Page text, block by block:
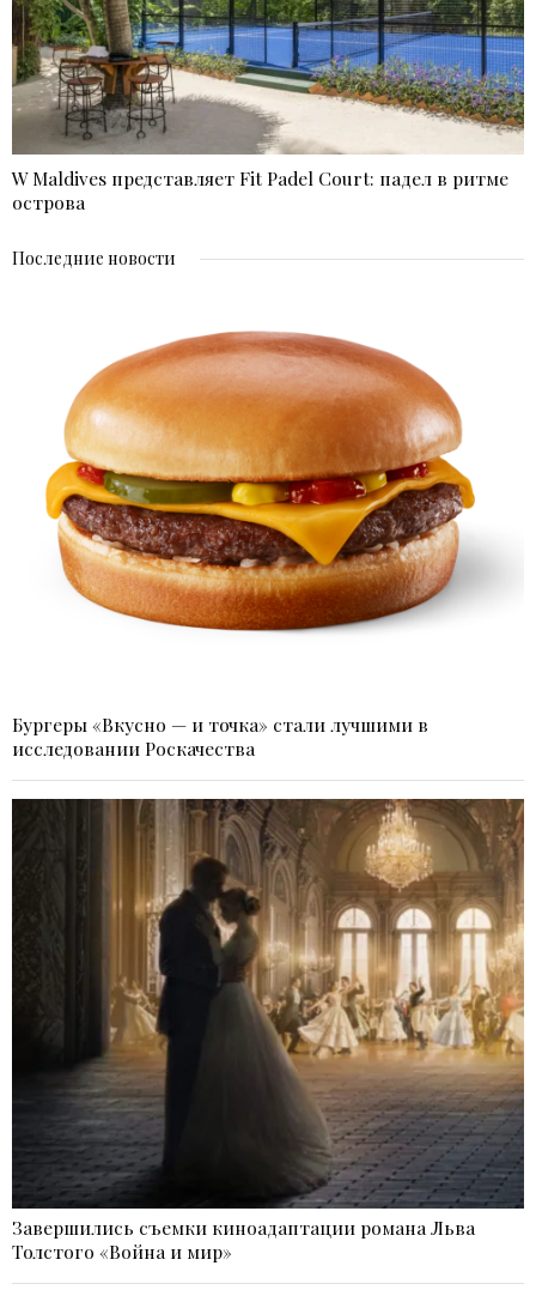
W Maldives представляет Fit Padel Court: падел в ритме
острова
Последние новости
Бургеры «Вкусно — и точка» стали лучшими в
исследовании Роскачества
Завершились съемки киноадаптации романа Льва
Толстого «Война и мир»